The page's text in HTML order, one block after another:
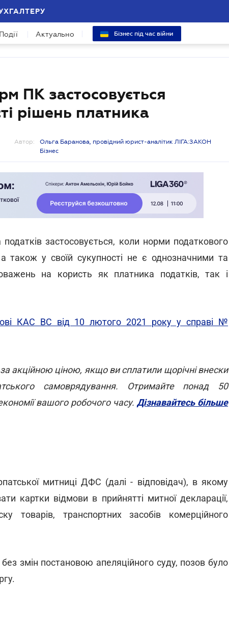
Події Актуально Бізнес під час війни
ПК застосовується
рішень платника
Автор:
Ольга Баранова, провідний юрист-аналітик ЛІГА:ЗАКОН
Бізнес
застосовується, коли норми податкового
також у своїй сукупності не є однозначними та
на користь як платника податків, так і
КАС ВС від 10 лютого 2021 року у справі №
акційною ціною, якщо ви сплатили щорічні внески
самоврядування. Отримайте понад 50
вашого робочого часу.Дізнавайтесь більше
митниці ДФС (далі - відповідач), в якому
картки відмови в прийнятті митної декларації,
товарів, транспортних засобів комерційного
змін постановою апеляційного суду, позов було